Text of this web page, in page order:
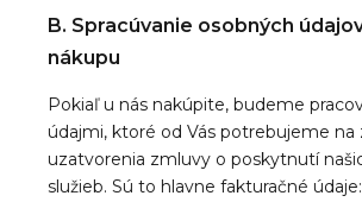
B. Spracúvanie osobných
nákupu
Pokiaľ u nás nakúpite, budeme
údajmi, ktoré od Vás potrebujeme na
uzatvorenia zmluvy o poskytnutí
služieb. Sú to hlavne fakturačné